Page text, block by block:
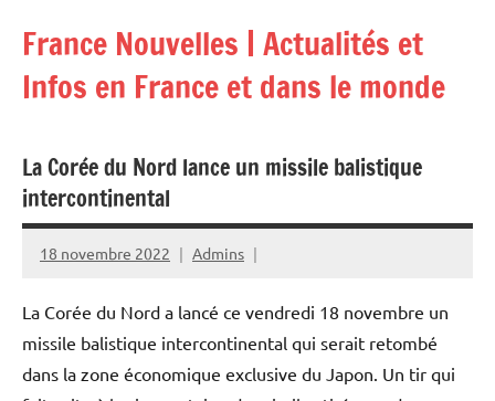
contenu
France Nouvelles | Actualités et
Infos en France et dans le monde
La Corée du Nord lance un missile balistique
intercontinental
18 novembre 2022 Admins
La Corée du Nord a lancé ce vendredi 18 novembre un
missile balistique intercontinental qui serait retombé
dans la zone économique exclusive du Japon. Un tir qui